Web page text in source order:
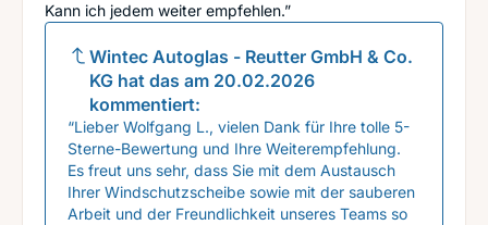
Kann ich jedem weiter empfehlen.”
Wintec Autoglas - Reutter GmbH & Co.
KG hat das am 20.02.2026
kommentiert:
“Lieber Wolfgang L., vielen Dank für Ihre tolle 5-
Sterne-Bewertung und Ihre Weiterempfehlung.
Es freut uns sehr, dass Sie mit dem Austausch
Ihrer Windschutzscheibe sowie mit der sauberen
Arbeit und der Freundlichkeit unseres Teams so